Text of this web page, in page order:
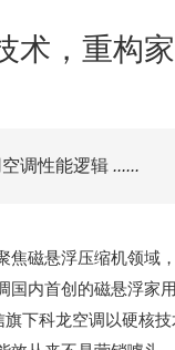
术，重构
调性能逻辑 ......
焦磁悬浮压缩机领域
国内首创的磁悬浮家
下科龙空调以硬核